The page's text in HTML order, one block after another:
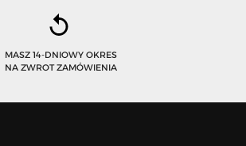
MASZ 14-DNIOWY OKRES
NA ZWROT ZAMÓWIENIA